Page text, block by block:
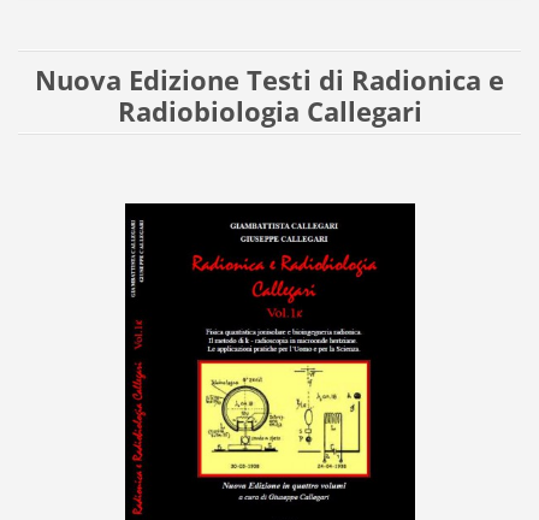
Nuova Edizione Testi di Radionica e
Radiobiologia Callegari